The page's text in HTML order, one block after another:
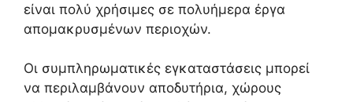
είναι πολύ χρήσιμες σε πολυήμερα έργα
απομακρυσμένων περιοχών.
Οι συμπληρωματικές εγκαταστάσεις μπορεί
να περιλαμβάνουν αποδυτήρια, χώρους